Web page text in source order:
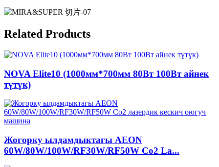
Related Products
NOVA Elite10 (1000мм*700мм 80Вт 100Вт айнек
түтүк)
Жогорку ылдамдыктагы AEON
60W/80W/100W/RF30W/RF50W Co2 La...